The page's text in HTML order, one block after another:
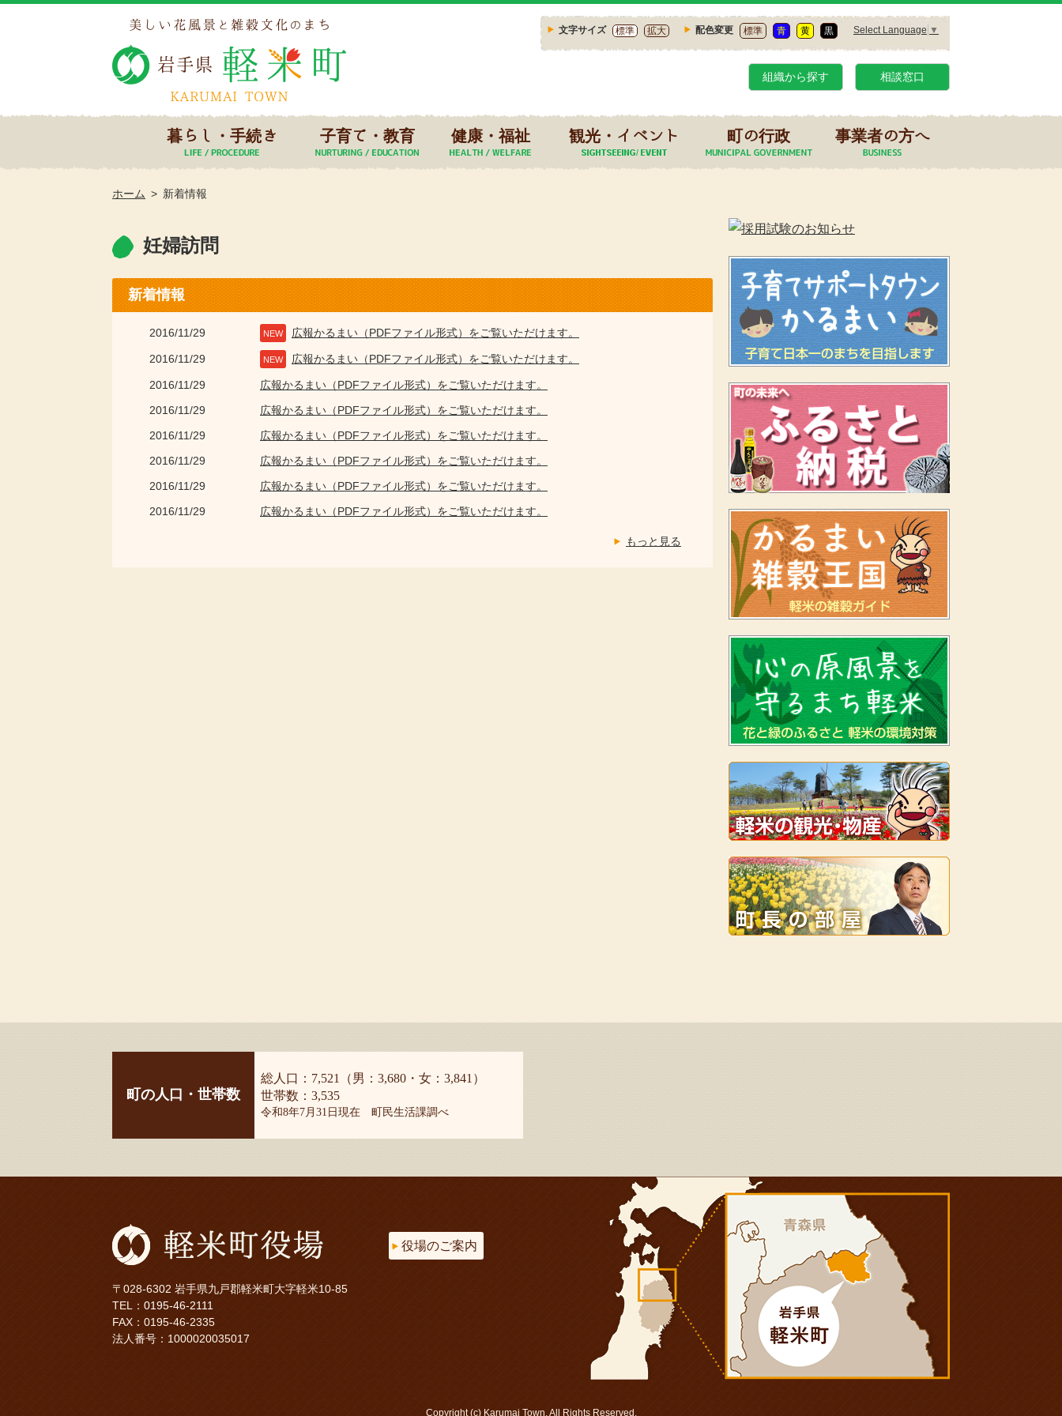
文字サイズ 標準 拡大 配色変更 標準 青 黄 黒 Select Language ▼
組織から探す 相談窓口
暮らし・手続き 子育て・教育 健康・福祉 観光・イベント 町の行政 事業者の方へ
ホーム 新着情報
妊婦訪問
新着情報
2016/11/29 NEW 広報かるまい（PDFファイル形式）をご覧いただけます。
2016/11/29 NEW 広報かるまい（PDFファイル形式）をご覧いただけます。
2016/11/29
広報かるまい（PDFファイル形式）をご覧いただけます。
2016/11/29
広報かるまい（PDFファイル形式）をご覧いただけます。
2016/11/29
広報かるまい（PDFファイル形式）をご覧いただけます。
2016/11/29
広報かるまい（PDFファイル形式）をご覧いただけます。
2016/11/29
広報かるまい（PDFファイル形式）をご覧いただけます。
2016/11/29
広報かるまい（PDFファイル形式）をご覧いただけます。
もっと見る
町の人口・世帯数
総人口：7,521（男：3,680・女：3,841）
世帯数：3,535
令和8年7月31日現在 町民生活課調べ
〒028-6302 岩手県九戸郡軽米町大字軽米10-85
TEL： 0195-46-2111
FAX：0195-46-2335
法人番号：1000020035017
役場のご案内
Copyright (c) Karumai Town. All Rights Reserved.